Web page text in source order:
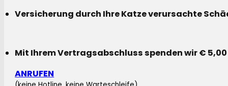
Versicherung durch Ihre Katze verursachte
Mit Ihrem Vertragsabschluss spenden wir €
ANRUFEN